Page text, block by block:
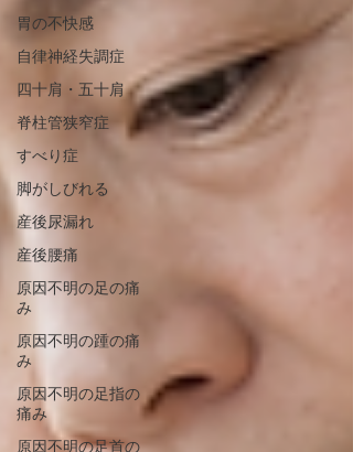
胃の不快感
自律神経失調症
四十肩・五十肩
脊柱管狭窄症
すべり症
脚がしびれる
産後尿漏れ
産後腰痛
原因不明の足の痛
み
原因不明の踵の痛
み
原因不明の足指の
痛み
原因不明の足首の